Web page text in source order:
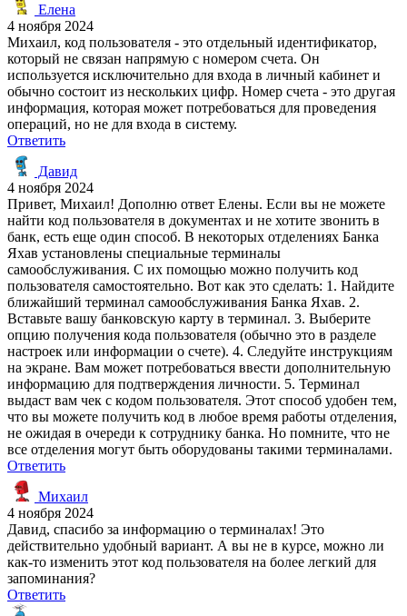
Елена
4 ноября 2024
Михаил, код пользователя - это отдельный идентификатор,
который не связан напрямую с номером счета. Он
используется исключительно для входа в личный кабинет и
обычно состоит из нескольких цифр. Номер счета - это другая
информация, которая может потребоваться для проведения
операций, но не для входа в систему.
Ответить
Давид
4 ноября 2024
Привет, Михаил! Дополню ответ Елены. Если вы не можете
найти код пользователя в документах и не хотите звонить в
банк, есть еще один способ. В некоторых отделениях Банка
Яхав установлены специальные терминалы
самообслуживания. С их помощью можно получить код
пользователя самостоятельно. Вот как это сделать: 1. Найдите
ближайший терминал самообслуживания Банка Яхав. 2.
Вставьте вашу банковскую карту в терминал. 3. Выберите
опцию получения кода пользователя (обычно это в разделе
настроек или информации о счете). 4. Следуйте инструкциям
на экране. Вам может потребоваться ввести дополнительную
информацию для подтверждения личности. 5. Терминал
выдаст вам чек с кодом пользователя. Этот способ удобен тем,
что вы можете получить код в любое время работы отделения,
не ожидая в очереди к сотруднику банка. Но помните, что не
все отделения могут быть оборудованы такими терминалами.
Ответить
Михаил
4 ноября 2024
Давид, спасибо за информацию о терминалах! Это
действительно удобный вариант. А вы не в курсе, можно ли
как-то изменить этот код пользователя на более легкий для
запоминания?
Ответить